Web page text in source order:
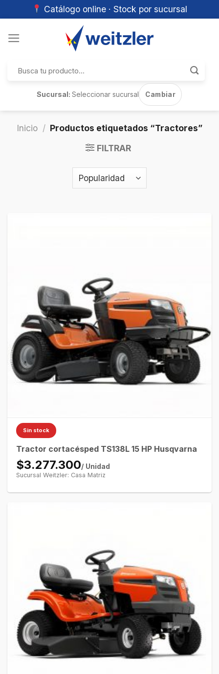
Catálogo online · Stock por sucursal
por:
Sucursal:Seleccionar sucursal Cambiar
Inicio / Productos etiquetados “Tractores”
FILTRAR
Sin stock
Tractor cortacésped TS138L 15 HP Husqvarna
$3.277.300/ Unidad
Sucursal Weitzler: Casa Matriz